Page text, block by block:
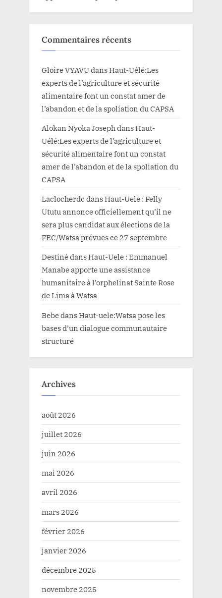
Commentaires récents
Gloire VYAVUdansHaut-Uélé:Les
experts de l’agriculture et sécurité
alimentaire font un constat amer de
l’abandon et de la spoliation du CAPSA
Alokan Nyoka JosephdansHaut-
Uélé:Les experts de l’agriculture et
sécurité alimentaire font un constat
amer de l’abandon et de la spoliation du
CAPSA
Laclocherdc dansHaut-Uele : Felly
Ututu annonce officiellement qu’il ne
sera plus candidat aux élections de la
FEC/Watsa prévues ce 27 septembre
DestinédansHaut-Uele : Emmanuel
Manabe apporte une assistance
humanitaire à l’orphelinat Sainte Rose
de Lima à Watsa
BebedansHaut-uele:Watsa pose les
bases d’un dialogue communautaire
structuré
Archives
août 2026
juillet 2026
juin 2026
mai 2026
avril 2026
mars 2026
février 2026
janvier 2026
décembre 2025
novembre 2025